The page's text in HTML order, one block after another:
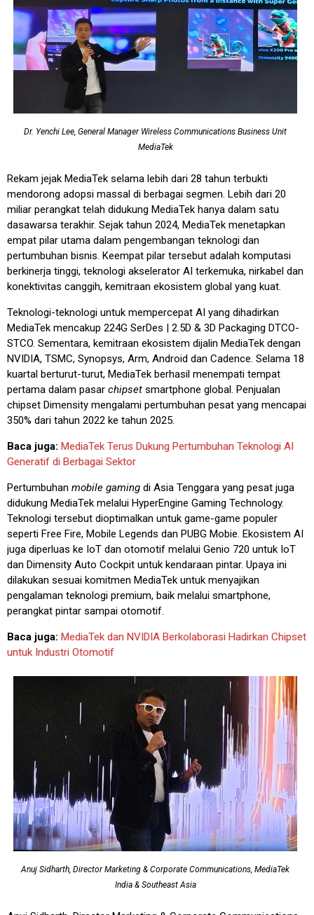
Dr. Yenchi Lee, General Manager Wireless Communications Business Unit
MediaTek
Rekam jejak MediaTek selama lebih dari 28 tahun terbukti
mendorong adopsi massal di berbagai segmen. Lebih dari 20
miliar perangkat telah didukung MediaTek hanya dalam satu
dasawarsa terakhir. Sejak tahun 2024, MediaTek menetapkan
empat pilar utama dalam pengembangan teknologi dan
pertumbuhan bisnis. Keempat pilar tersebut adalah komputasi
berkinerja tinggi, teknologi akselerator AI terkemuka, nirkabel dan
konektivitas canggih, kemitraan ekosistem global yang kuat.
Teknologi-teknologi untuk mempercepat AI yang dihadirkan
MediaTek mencakup 224G SerDes | 2.5D & 3D Packaging DTCO-
STCO. Sementara, kemitraan ekosistem dijalin MediaTek dengan
NVIDIA, TSMC, Synopsys, Arm, Android dan Cadence. Selama 18
kuartal berturut-turut, MediaTek berhasil menempati tempat
pertama dalam pasar chipset smartphone global. Penjualan
chipset Dimensity mengalami pertumbuhan pesat yang mencapai
350% dari tahun 2022 ke tahun 2025.
Baca juga: MediaTek Terus Dukung Pertumbuhan Teknologi AI
Generatif di Berbagai Sektor
Pertumbuhan mobile gaming di Asia Tenggara yang pesat juga
didukung MediaTek melalui HyperEngine Gaming Technology.
Teknologi tersebut dioptimalkan untuk game-game populer
seperti Free Fire, Mobile Legends dan PUBG Mobie. Ekosistem AI
juga diperluas ke IoT dan otomotif melalui Genio 720 untuk IoT
dan Dimensity Auto Cockpit untuk kendaraan pintar. Upaya ini
dilakukan sesuai komitmen MediaTek untuk menyajikan
pengalaman teknologi premium, baik melalui smartphone,
perangkat pintar sampai otomotif.
Baca juga: MediaTek dan NVIDIA Berkolaborasi Hadirkan Chipset
untuk Industri Otomotif
Anuj Sidharth, Director Marketing & Corporate Communications, MediaTek
India & Southeast Asia